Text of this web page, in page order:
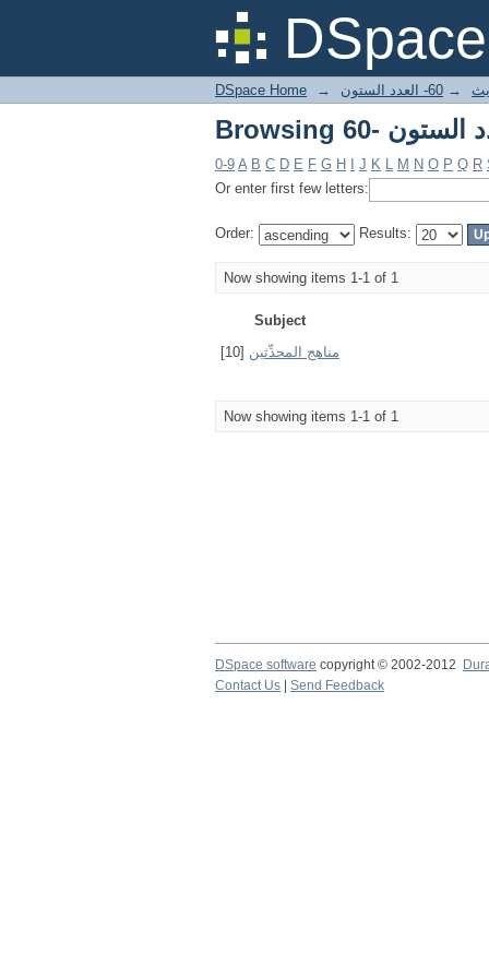
DSpace Home → → 60- العدد الستون
0-9 A B C D E F G H J K L M N O P Q R
Or enter first few letters:
Order: Results:
Now showing items 1-1 of 1
Subject
مناهج المحدِّثين [10]
Now showing items 1-1 of 1
DSpace software copyright © 2002-2012
Contact Us
Send Feedback